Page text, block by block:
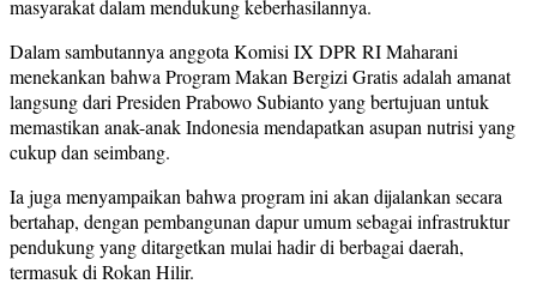
masyarakat dalam mendukung keberhasilannya.
Dalam sambutannya anggota Komisi IX DPR RI Maharani
menekankan bahwa Program Makan Bergizi Gratis adalah amanat
langsung dari Presiden Prabowo Subianto yang bertujuan untuk
memastikan anak-anak Indonesia mendapatkan asupan nutrisi yang
cukup dan seimbang.
Ia juga menyampaikan bahwa program ini akan dijalankan secara
bertahap, dengan pembangunan dapur umum sebagai infrastruktur
pendukung yang ditargetkan mulai hadir di berbagai daerah,
termasuk di Rokan Hilir.